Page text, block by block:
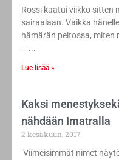
Rossi kaatui viikko sitten
sairaalaan. Vaikka
hämärän peitossa, miten
–
Lue lisää »
Kaksi
nähdään Imatralla
2 kesäkuun, 2017
Viimeisimmät nimet